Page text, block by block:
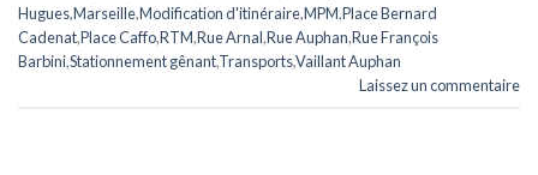
Hugues,Marseille,Modification d'itinéraire,MPM,Place Bernard
Cadenat,Place Caffo,RTM,Rue Arnal,Rue Auphan,Rue François
Barbini,Stationnement gênant,Transports,Vaillant Auphan
Laissez un commentaire